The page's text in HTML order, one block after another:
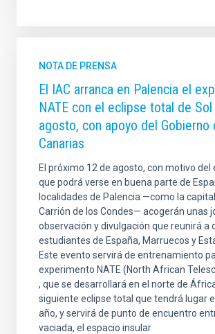
NOTA DE PRENSA
El IAC arranca en Palencia el
NATE con el eclipse total de
agosto, con apoyo del Gobierno
Canarias
El próximo 12 de agosto, con motivo del
que podrá verse en buena parte de
localidades de Palencia —como la
Carrión de los Condes— acogerán unas
observación y divulgación que reunirá a
estudiantes de España, Marruecos y
Este evento servirá de entrenamiento
experimento NATE (North African
, que se desarrollará en el norte de
siguiente eclipse total que tendrá lugar
año, y servirá de punto de encuentro
vaciada, el espacio insular